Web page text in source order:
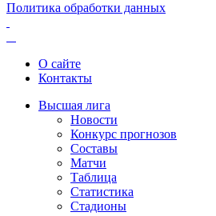
Политика обработки данных
О сайте
Контакты
Высшая лига
Новости
Конкурс прогнозов
Составы
Матчи
Таблица
Статистика
Стадионы